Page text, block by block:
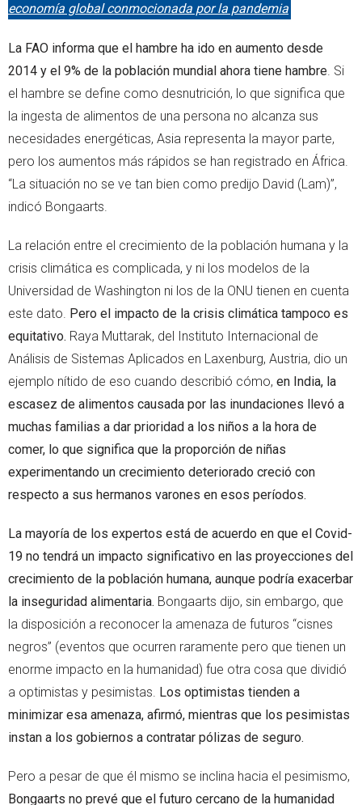
economía global conmocionada por la pandemia
La FAO informa que el hambre ha ido en aumento desde
2014 y el 9% de la población mundial ahora tiene hambre . Si
el hambre se define como desnutrición, lo que significa que
la ingesta de alimentos de una persona no alcanza sus
necesidades energéticas, Asia representa la mayor parte,
pero los aumentos más rápidos se han registrado en África.
“La situación no se ve tan bien como predijo David (Lam)”,
indicó Bongaarts.
La relación entre el crecimiento de la población humana y la
crisis climática es complicada, y ni los modelos de la
Universidad de Washington ni los de la ONU tienen en cuenta
este dato. Pero el impacto de la crisis climática tampoco es
equitativo. Raya Muttarak, del Instituto Internacional de
Análisis de Sistemas Aplicados en Laxenburg, Austria, dio un
ejemplo nítido de eso cuando describió cómo, en India, la
escasez de alimentos causada por las inundaciones llevó a
muchas familias a dar prioridad a los niños a la hora de
comer, lo que significa que la proporción de niñas
experimentando un crecimiento deteriorado creció con
respecto a sus hermanos varones en esos períodos.
La mayoría de los expertos está de acuerdo en que el Covid-
19 no tendrá un impacto significativo en las proyecciones del
crecimiento de la población humana, aunque podría exacerbar
la inseguridad alimentaria. Bongaarts dijo, sin embargo, que
la disposición a reconocer la amenaza de futuros “cisnes
negros” (eventos que ocurren raramente pero que tienen un
enorme impacto en la humanidad) fue otra cosa que dividió
a optimistas y pesimistas. Los optimistas tienden a
minimizar esa amenaza, afirmó, mientras que los pesimistas
instan a los gobiernos a contratar pólizas de seguro.
Pero a pesar de que él mismo se inclina hacia el pesimismo,
Bongaarts no prevé que el futuro cercano de la humanidad